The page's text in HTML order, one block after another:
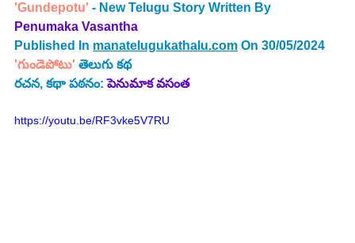
'Gundepotu' - New Telugu Story Written By
Penumaka Vasantha
Published In manatelugukathalu.com On 30/05/2024
'గుండెపోటు' తెలుగు కథ
రచన, కథా పఠనం: పెనుమాక వసంత
https://youtu.be/RF3vke5V7RU